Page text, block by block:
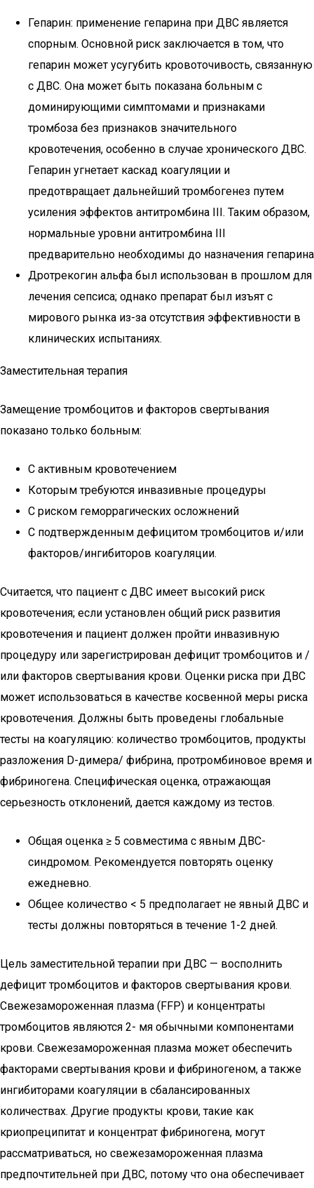
Гепарин: применение гепарина при ДВС является
спорным. Основной риск заключается в том, что
гепарин может усугубить кровоточивость, связанную
с ДВС. Она может быть показана больным с
доминирующими симптомами и признаками
тромбоза без признаков значительного
кровотечения, особенно в случае хронического ДВС.
Гепарин угнетает каскад коагуляции и
предотвращает дальнейший тромбогенез путем
усиления эффектов антитромбина III. Таким образом,
нормальные уровни антитромбина III
предварительно необходимы до назначения гепарина
Дротрекогин альфа был использован в прошлом для
лечения сепсиса; однако препарат был изъят с
мирового рынка из-за отсутствия эффективности в
клинических испытаниях.
Заместительная терапия
Замещение тромбоцитов и факторов свертывания
показано только больным:
С активным кровотечением
Которым требуются инвазивные процедуры
С риском геморрагических осложнений
С подтвержденным дефицитом тромбоцитов и/или
факторов/ингибиторов коагуляции.
Считается, что пациент с ДВС имеет высокий риск
кровотечения; если установлен общий риск развития
кровотечения и пациент должен пройти инвазивную
процедуру или зарегистрирован дефицит тромбоцитов и /
или факторов свертывания крови. Оценки риска при ДВС
может использоваться в качестве косвенной меры риска
кровотечения. Должны быть проведены глобальные
тесты на коагуляцию: количество тромбоцитов, продукты
разложения D-димера/ фибрина, протромбиновое время и
фибриногена. Специфическая оценка, отражающая
серьезность отклонений, дается каждому из тестов.
Общая оценка ≥ 5 совместима с явным ДВС-
синдромом. Рекомендуется повторять оценку
ежедневно.
Общее количество < 5 предполагает не явный ДВС и
тесты должны повторяться в течение 1-2 дней.
Цель заместительной терапии при ДВС — восполнить
дефицит тромбоцитов и факторов свертывания крови.
Свежезамороженная плазма (FFP) и концентраты
тромбоцитов являются 2- мя обычными компонентами
крови. Свежезамороженная плазма может обеспечить
факторами свертывания крови и фибриногеном, а также
ингибиторами коагуляции в сбалансированных
количествах. Другие продукты крови, такие как
криопреципитат и концентрат фибриногена, могут
рассматриваться, но свежезамороженная плазма
предпочтительней при ДВС, потому что она обеспечивает